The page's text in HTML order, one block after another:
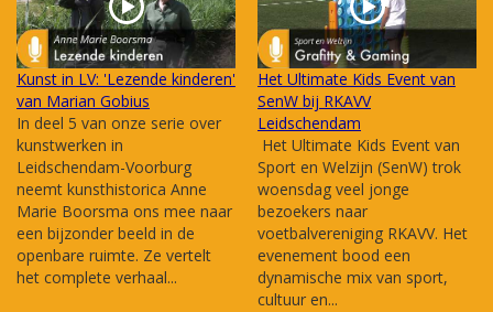
Kunst in LV: 'Lezende kinderen'
van Marian Gobius
In deel 5 van onze serie over
kunstwerken in
Leidschendam-Voorburg
neemt kunsthistorica Anne
Marie Boorsma ons mee naar
een bijzonder beeld in de
openbare ruimte. Ze vertelt
het complete verhaal...
Het Ultimate Kids Event van
SenW bij RKAVV
Leidschendam
Het Ultimate Kids Event van
Sport en Welzijn (SenW) trok
woensdag veel jonge
bezoekers naar
voetbalvereniging RKAVV. Het
evenement bood een
dynamische mix van sport,
cultuur en...